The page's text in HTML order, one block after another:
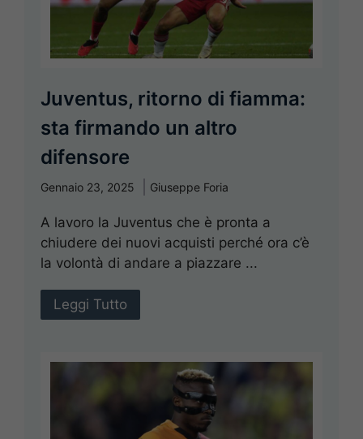
Juventus, ritorno di fiamma:
sta firmando un altro
difensore
Gennaio 23, 2025 Giuseppe Foria
A lavoro la Juventus che è pronta a
chiudere dei nuovi acquisti perché ora c’è
la volontà di andare a piazzare ...
Leggi Tutto